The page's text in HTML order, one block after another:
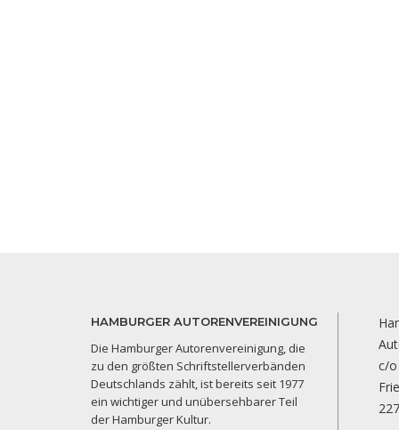
HAMBURGER AUTORENVEREINIGUNG
Die Hamburger Autorenvereinigung, die
zu den größten Schriftstellerverbänden
Deutschlands zählt, ist bereits seit 1977
ein wichtiger und unübersehbarer Teil
der Hamburger Kultur.
c/o